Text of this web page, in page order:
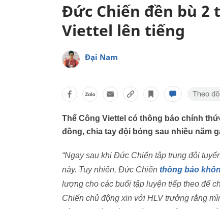
Đức Chiến đền bù 2
Viettel lên tiếng
Đại Nam
Thể Công Viettel có thông báo chính
đồng, chia tay đội bóng sau nhiều năm
“Ngay sau khi Đức Chiến tập trung đội
này. Tuy nhiên, Đức Chiến thông báo
lượng cho các buổi tập luyện tiếp theo để
Chiến chủ động xin với HLV trưởng rằng